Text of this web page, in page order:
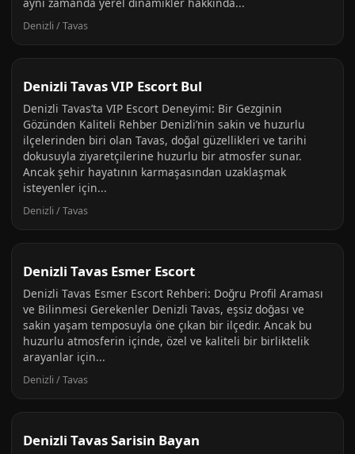
Denizli / Tavas
Denizli Tavas VIP Escort Bul
Denizli Tavas’ta VIP Escort Deneyimi: Bir Gezginin
Gözünden Kaliteli Rehber Denizli’nin sakin ve huzurlu
ilçelerinden biri olan Tavas, doğal güzellikleri ve tarihi
dokusuyla ziyaretçilerine huzurlu bir atmosfer sunar.
Ancak şehir hayatının karmaşasından uzaklaşmak
isteyenler için...
Denizli / Tavas
Denizli Tavas Esmer Escort
Denizli Tavas Esmer Escort Rehberi: Doğru Profil Araması
ve Bilinmesi Gerekenler Denizli Tavas, eşsiz doğası ve
sakin yaşam temposuyla öne çıkan bir ilçedir. Ancak bu
huzurlu atmosferin içinde, özel ve kaliteli bir birliktelik
arayanlar için...
Denizli / Tavas
Denizli Tavas Sarisin Bayan